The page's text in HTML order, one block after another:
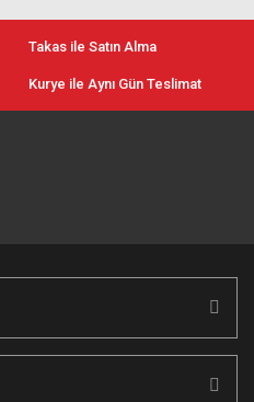
Takas ile Satın Alma
Kurye ile Aynı Gün Teslimat